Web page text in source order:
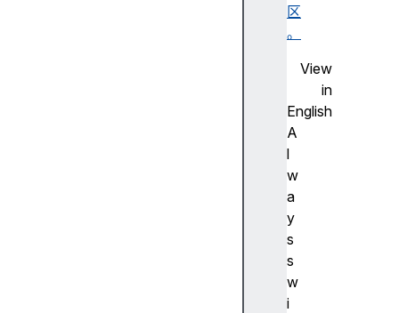
区
。
View
in
English
A
l
w
a
y
s
s
w
i